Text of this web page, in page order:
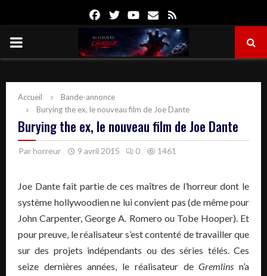
FacebookTwitterYoutube
Email
PRIMARY
Accueil
Bande-annonce
Burying the ex, le nouveau film de Joe Dante
Burying the ex, le nouveau film de Joe Dante
Parhorreur 9 avril 2015 0 1461
Joe Dante fait partie de ces maîtres de l’horreur dont le
système hollywoodien ne lui convient pas (de même pour
John Carpenter, George A. Romero ou Tobe Hooper). Et
pour preuve, le réalisateur s’est contenté de travailler que
sur des projets indépendants ou des séries télés. Ces
seize dernières années, le réalisateur deGremlins n’a